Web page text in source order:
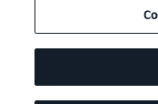
Kia EV3 GT 215 kW (292
CO₂-Emissionen kombiniert
Kia EV4 GT 215 kW (292
CO₂-Emissionen kombiniert
Kia EV5 GT 225 kW (306